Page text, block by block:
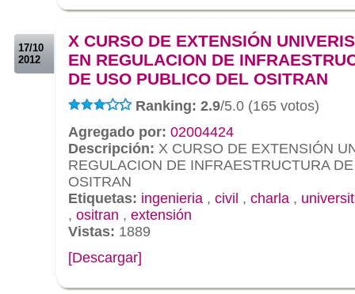
17/10
2012
X CURSO DE EXTENSIÓN
EN REGULACION DE
DE USO PUBLICO DEL OSITRAN
Ranking: 2.9/5.0 (165 votos)
Agregado por: 02004424
Descripción: X CURSO DE EXTENSIÓN
REGULACION DE INFRAESTRUCTURA
OSITRAN
Etiquetas: ingenieria , civil , charla ,
, ositran , extensión
Vistas: 1889
[Descargar]